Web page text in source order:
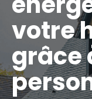
votre
grâce